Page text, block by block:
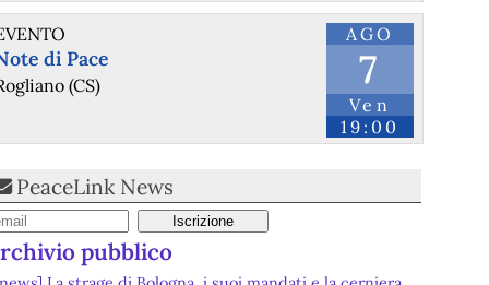
- 12/2/2026 6:06
teoria delle 10.000 ore applicata alla cybersecurity: mito,
o limite superato dall’AI?
Link all'articolo : redhotcyber.com/post/la-teoria
AGO
7
Ven
19:00
di Pace
(CS)
PeaceLink News
pubblico
La strage di Bologna, i suoi mandati e la cerniera